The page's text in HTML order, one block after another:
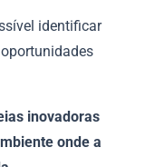
identificar
inovadoras
onde a